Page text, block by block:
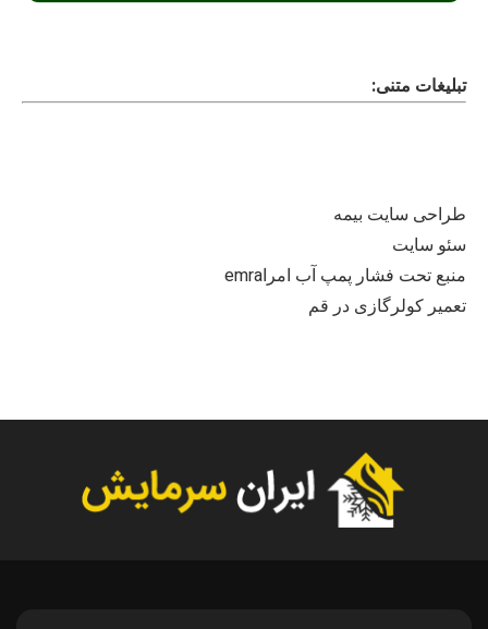
تبلیغات متنی:
طراحی سایت بیمه
سئو سایت
منبع تحت فشار پمپ آب امراemra
تعمیر کولرگازی در قم